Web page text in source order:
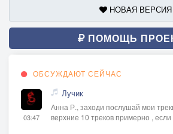
НОВАЯ ВЕРСИЯ
ПОМОЩЬ
ОБСУЖДАЮТ СЕЙЧАС
03:47
Лучик
Анна Р., заходи послушай мои
верхние 10 треков примерно ,